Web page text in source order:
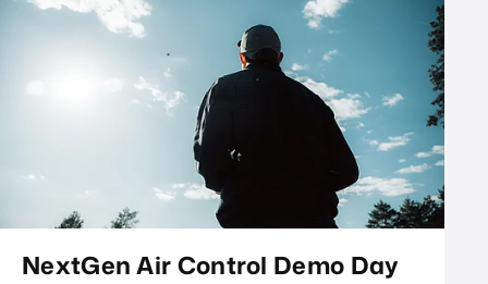
NextGen Air Control Demo Day